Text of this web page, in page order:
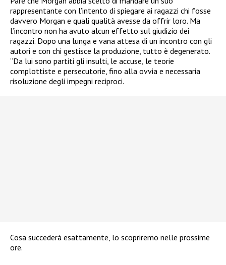
rappresentante con l’intento di spiegare ai ragazzi chi fosse
davvero Morgan e quali qualità avesse da offrir loro. Ma
l’incontro non ha avuto alcun effetto sul giudizio dei
ragazzi. Dopo una lunga e vana attesa di un incontro con gli
autori e con chi gestisce la produzione, tutto è degenerato.
“Da lui sono partiti gli insulti, le accuse, le teorie
complottiste e persecutorie, fino alla ovvia e necessaria
risoluzione degli impegni reciproci.
Cosa succederà esattamente, lo scopriremo nelle prossime
ore.